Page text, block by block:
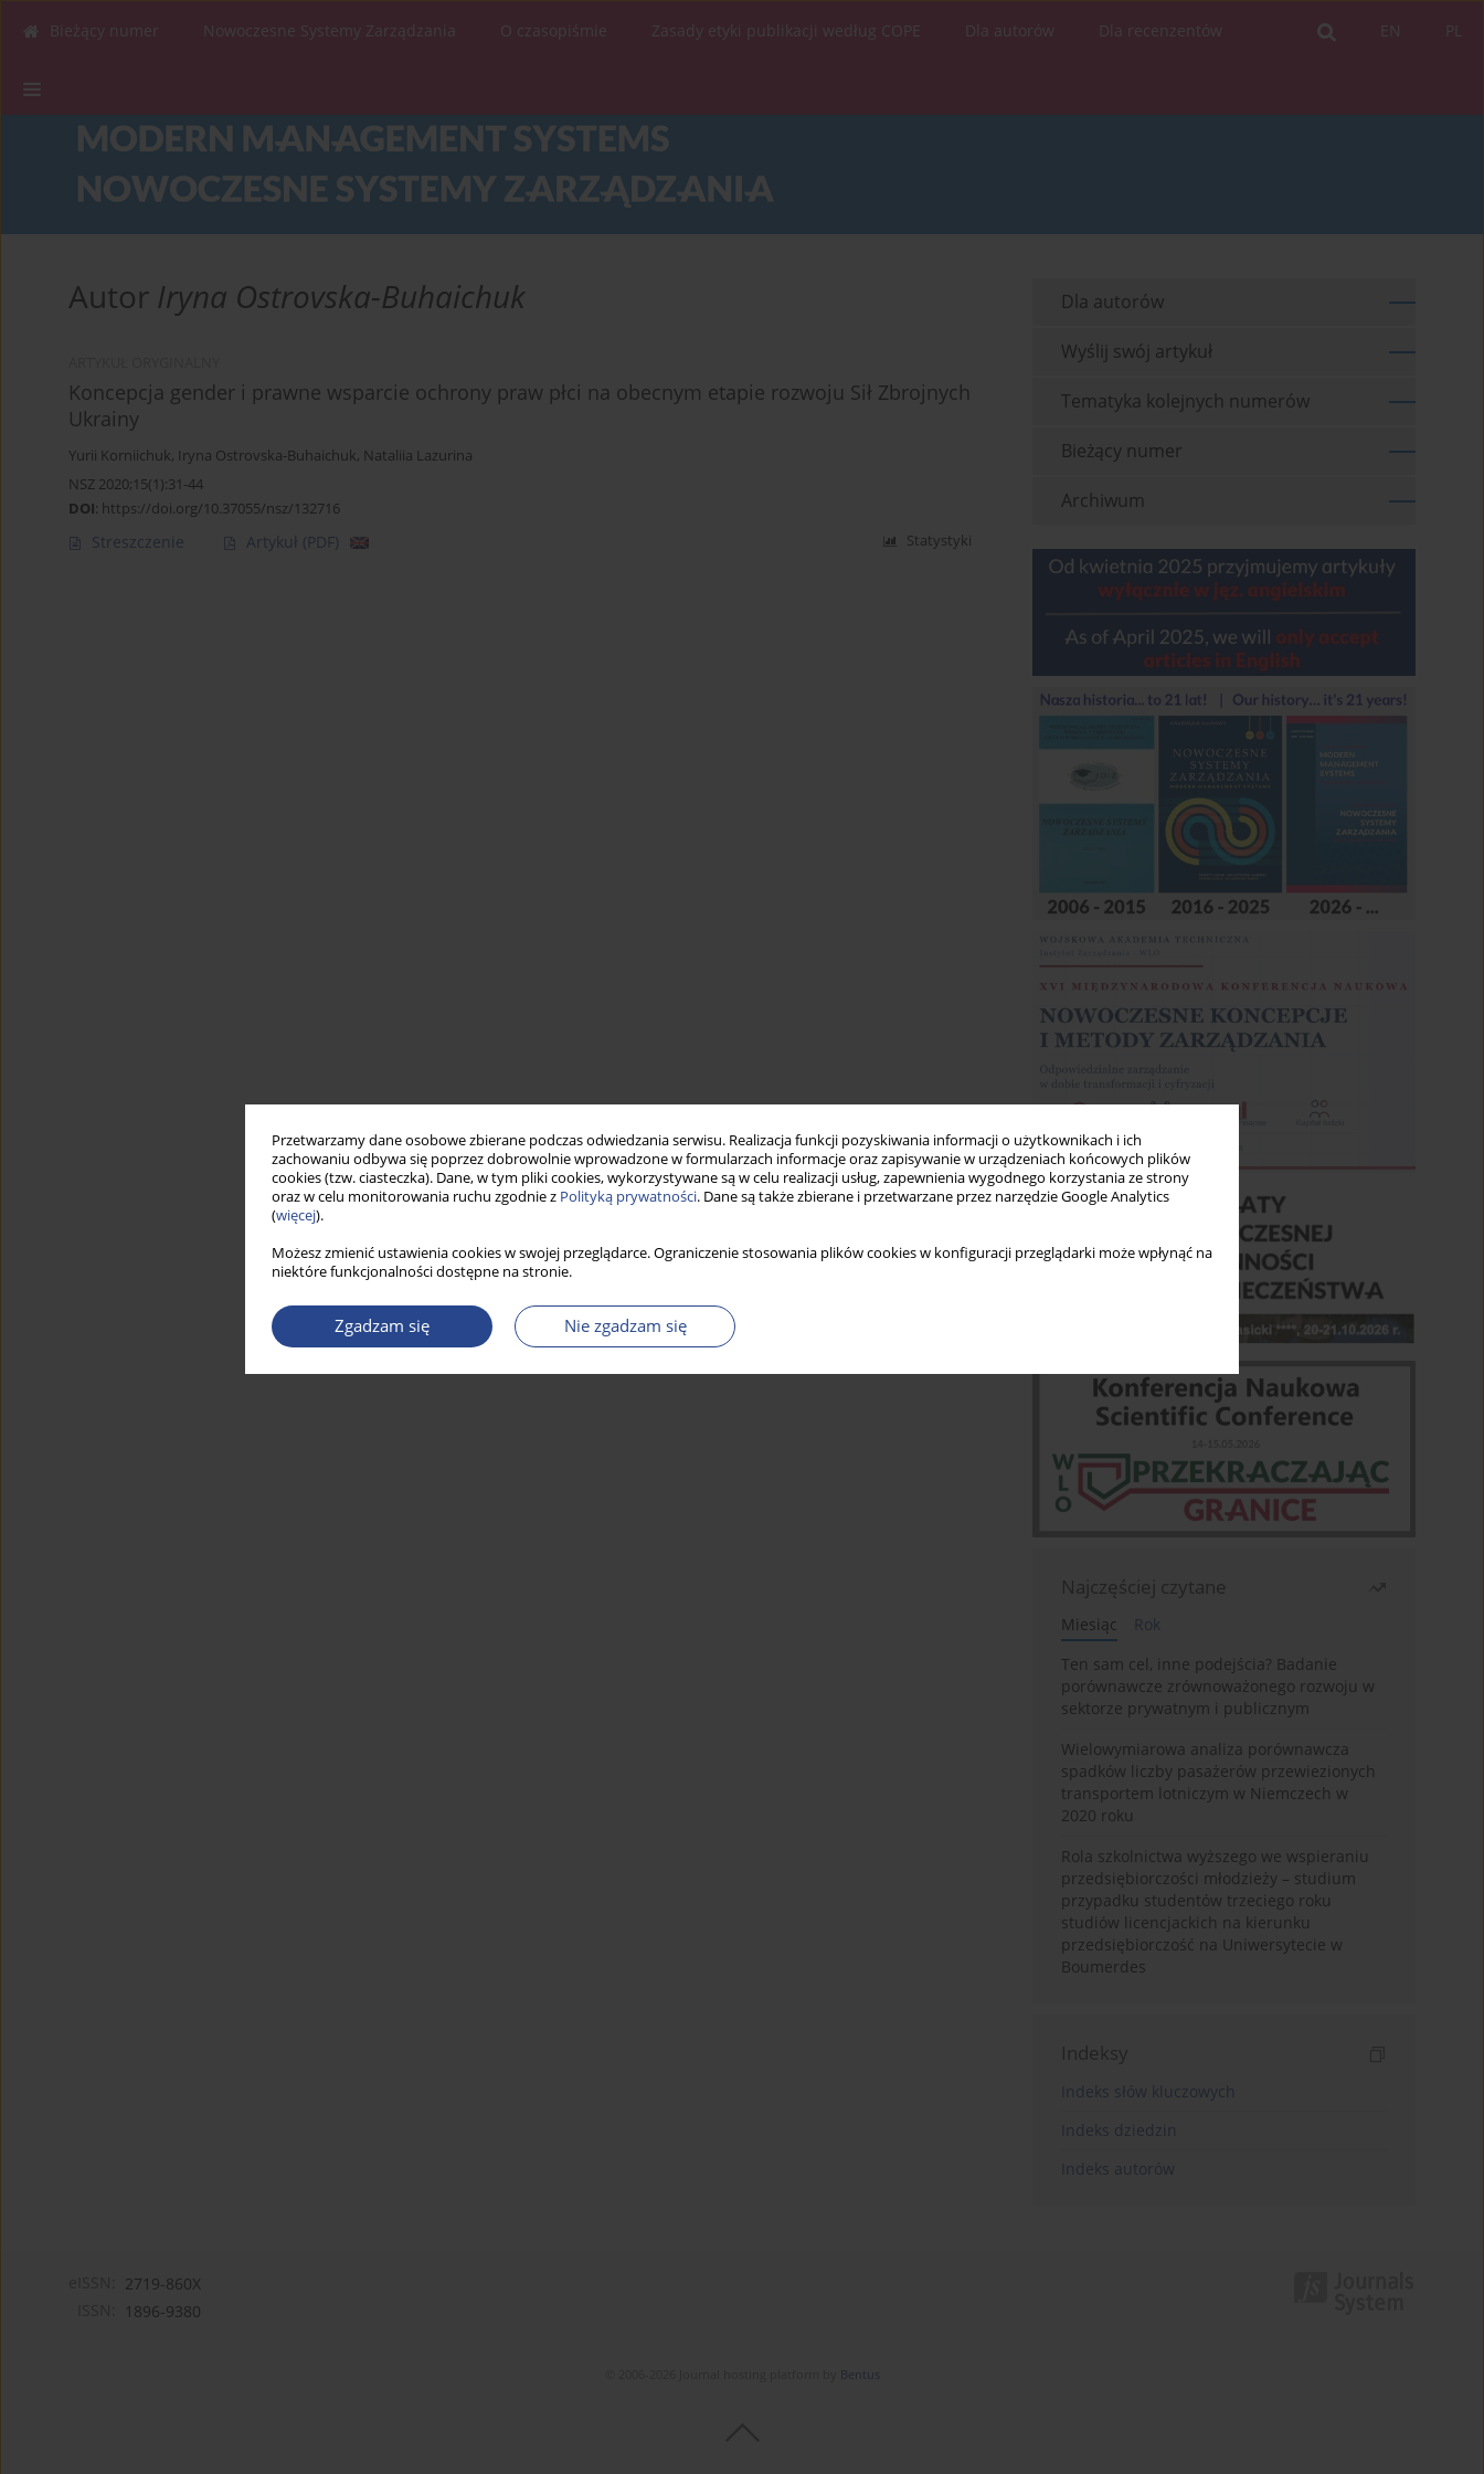
Przetwarzamy dane osobowe zbierane podczas odwiedzania serwisu. Realizacja funkcji pozyskiwania informacji o użytkownikach i ich
zachowaniu odbywa się poprzez dobrowolnie wprowadzone w formularzach informacje oraz zapisywanie w urządzeniach końcowych plików
cookies (tzw. ciasteczka). Dane, w tym pliki cookies, wykorzystywane są w celu realizacji usług, zapewnienia wygodnego korzystania ze strony
oraz w celu monitorowania ruchu zgodnie z Polityką prywatności. Dane są także zbierane i przetwarzane przez narzędzie Google Analytics
(więcej).
Możesz zmienić ustawienia cookies w swojej przeglądarce. Ograniczenie stosowania plików cookies w konfiguracji przeglądarki może wpłynąć na
niektóre funkcjonalności dostępne na stronie.
Zgadzam się Nie zgadzam się
PL
EN
Bieżący numer Nowoczesne Systemy Zarządzania O czasopiśmie Zasady etyki publikacji według COPE Dla autorów Dla recenzentów
Autor Iryna Ostrovska-Buhaichuk
Koncepcja gender i prawne wsparcie ochrony praw płci na obecnym etapie rozwoju Sił Zbrojnych
Ukrainy
Yurii Korniichuk, Iryna Ostrovska-Buhaichuk, Nataliia Lazurina
NSZ 2020;15(1):31-44
DOI: https://doi.org/10.37055/nsz/132716
Streszczenie Artykuł (PDF) Statystyki
Dla autorów
Wyślij swój artykuł
Tematyka kolejnych numerów
Bieżący numer
Archiwum
Najczęściej czytane
Miesiąc
Rok
Ten sam cel, inne podejścia? Badanie
porównawcze zrównoważonego rozwoju w
sektorze prywatnym i publicznym
Wielowymiarowa analiza porównawcza
spadków liczby pasażerów przewiezionych
transportem lotniczym w Niemczech w
2020 roku
Rola szkolnictwa wyższego we wspieraniu
przedsiębiorczości młodzieży – studium
przypadku studentów trzeciego roku
studiów licencjackich na kierunku
przedsiębiorczość na Uniwersytecie w
Boumerdes
Indeksy
Indeks słów kluczowych
Indeks dziedzin
Indeks autorów
2719-860X
1896-9380
Bentus